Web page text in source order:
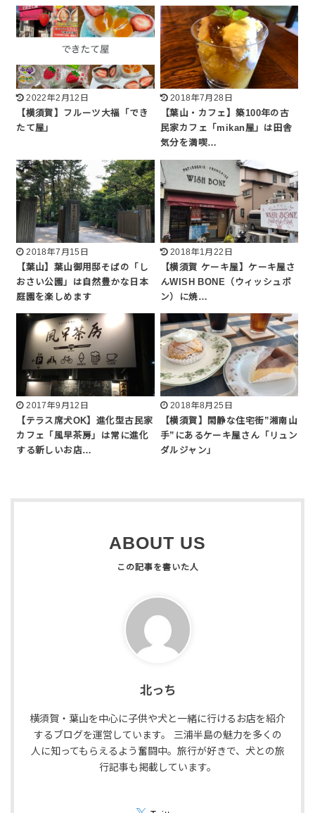
2022年2月12日
【横須賀】フルーツ大福「でき
たて屋」
2018年7月28日
【葉山・カフェ】築100年の古
民家カフェ「mikan屋」は田舎
気分を満喫…
2018年7月15日
【葉山】葉山御用邸そばの「し
おさい公園」は自然豊かな日本
庭園を楽しめます
2018年1月22日
【横須賀 ケーキ屋】ケーキ屋さ
んWISH BONE（ウィッシュボ
ン）に焼…
2017年9月12日
【テラス席犬OK】進化型古民家
カフェ「風早茶房」は常に進化
する新しいお店…
2018年8月25日
【横須賀】閑静な住宅街”湘南山
手”にあるケーキ屋さん「リュン
ダルジャン」
ABOUT US
北っち
横須賀・葉山を中心に子供や犬と一緒に行けるお店を紹介
するブログを運営しています。 三浦半島の魅力を多くの
人に知ってもらえるよう奮闘中。旅行が好きで、犬との旅
行記事も掲載しています。